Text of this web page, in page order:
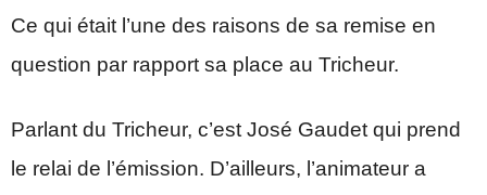
Ce qui était l’une des raisons de sa remise en
question par rapport sa place au Tricheur.
Parlant du Tricheur, c’est José Gaudet qui prend
le relai de l’émission. D’ailleurs, l’animateur a